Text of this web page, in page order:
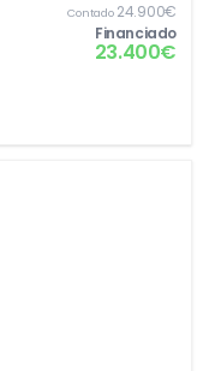
Contado24.900€
Financiado
23.400€